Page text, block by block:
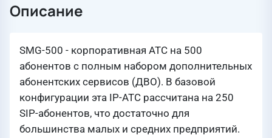
Описание
SMG-500 - корпоративная АТС на 500
абонентов с полным набором дополнительных
абонентских сервисов (ДВО). В базовой
конфигурации эта IP-АТС рассчитана на 250
SIP-абонентов, что достаточно для
большинства малых и средних предприятий.